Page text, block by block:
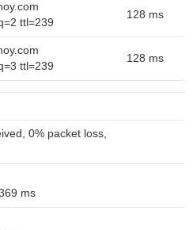
ttl=239
128 ms
ttl=239
128 ms
0% packet loss,
ms